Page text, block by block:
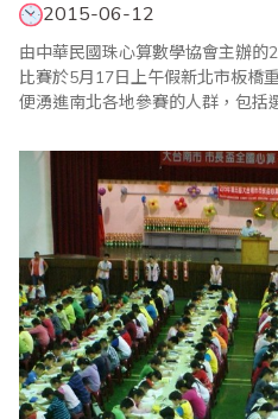
2015-06-12
由中華民國珠心算數學協會主辦
比賽於5月17日上午假新北市板橋重慶國中
便湧進南北各地參賽的人群，包括
考老師協助賽務工作，使比賽更添
老師幫忙，使各項比賽均能非常順利的完成。 這
幼稚園到國小六年級的學生，因為..